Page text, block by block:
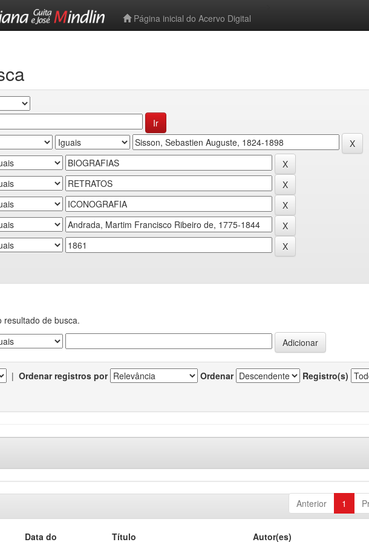
Página inicial do Acervo Digital
resultado de busca.
| Ordenar registros por Ordenar Registro(s)
Anterior 1
Data do Título Autor(es)